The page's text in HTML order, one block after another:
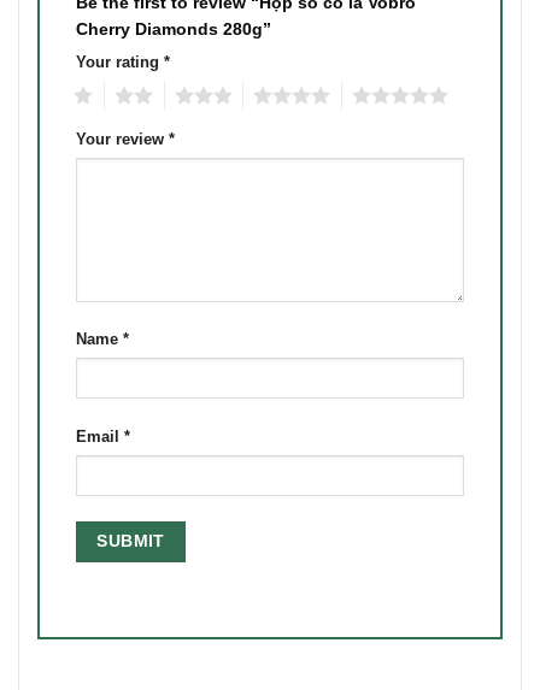
Cherry Diamonds 280g”
Your rating *
Your review *
Name *
Email *